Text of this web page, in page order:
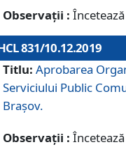
Observații :
831/10.12.2019
Titlu: Aprobarea
Serviciului Public
Brașov.
Observații :